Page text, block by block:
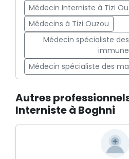
Médecin Interniste à Tizi
Médecins à Tizi Ouzou
Médecin spécialiste
Médecin spécialiste des
Autres
Interniste à Boghni